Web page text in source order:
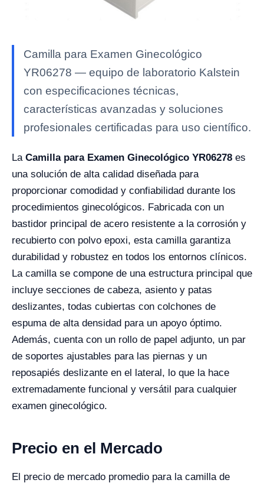
Camilla para Examen Ginecológico
YR06278 — equipo de laboratorio Kalstein
con especificaciones técnicas,
características avanzadas y soluciones
profesionales certificadas para uso científico.
La Camilla para Examen Ginecológico YR06278 es
una solución de alta calidad diseñada para
proporcionar comodidad y confiabilidad durante los
procedimientos ginecológicos. Fabricada con un
bastidor principal de acero resistente a la corrosión y
recubierto con polvo epoxi, esta camilla garantiza
durabilidad y robustez en todos los entornos clínicos.
La camilla se compone de una estructura principal que
incluye secciones de cabeza, asiento y patas
deslizantes, todas cubiertas con colchones de
espuma de alta densidad para un apoyo óptimo.
Además, cuenta con un rollo de papel adjunto, un par
de soportes ajustables para las piernas y un
reposapiés deslizante en el lateral, lo que la hace
extremadamente funcional y versátil para cualquier
examen ginecológico.
Precio en el Mercado
El precio de mercado promedio para la camilla de